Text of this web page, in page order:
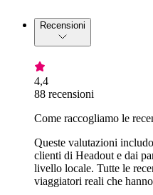
Recensioni
4,4
88 recensioni
Come raccogliamo le
Queste valutazioni
clienti di Headout e dai
livello locale. Tutte le
viaggiatori reali che